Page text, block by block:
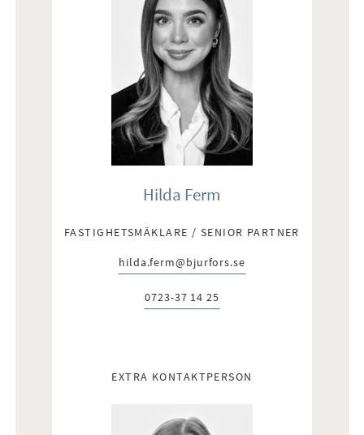
Hilda Ferm
FASTIGHETSMÄKLARE / SENIOR PARTNER
E-post:
hilda.ferm@bjurfors.se
Telefon:
0723-37 14 25
EXTRA KONTAKTPERSON